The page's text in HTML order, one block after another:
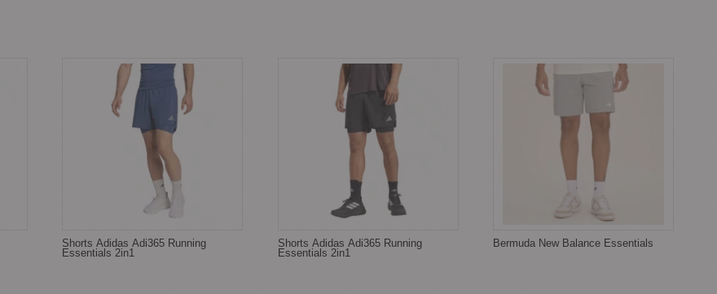
Shorts Adidas Adi365 Running
Essentials 2in1
Shorts Adidas Adi365 Running
Essentials 2in1
Bermuda New Balance Essentials